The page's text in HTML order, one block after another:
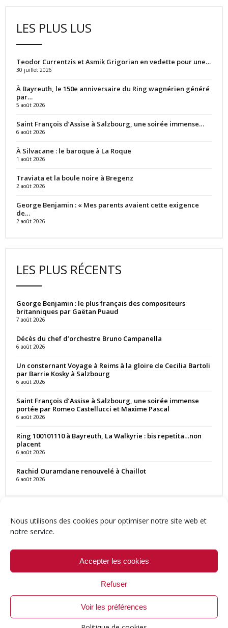
Nous utilisons des cookies pour optimiser notre site web et
notre service.
Accepter les cookies
Refuser
Voir les préférences
LES PLUS LUS
Teodor Currentzis et Asmik Grigorian en vedette pour une…
30 juillet 2026
À Bayreuth, le 150e anniversaire du Ring wagnérien généré
par…
5 août 2026
Saint François d’Assise à Salzbourg, une soirée immense…
6 août 2026
À Silvacane : le baroque à La Roque
1 août 2026
Traviata et la boule noire à Bregenz
2 août 2026
George Benjamin : « Mes parents avaient cette exigence
de…
2 août 2026
LES PLUS RÉCENTS
George Benjamin : le plus français des compositeurs
britanniques par Gaëtan Puaud
7 août 2026
Décès du chef d’orchestre Bruno Campanella
6 août 2026
Un consternant Voyage à Reims à la gloire de Cecilia Bartoli
par Barrie Kosky à Salzbourg
6 août 2026
Saint François d’Assise à Salzbourg, une soirée immense
portée par Romeo Castellucci et Maxime Pascal
6 août 2026
Ring 100101110 à Bayreuth, La Walkyrie : bis repetita…non
placent
6 août 2026
Rachid Ouramdane renouvelé à Chaillot
6 août 2026
© 1999-2026 ResMusica.net Tous droits réservés.